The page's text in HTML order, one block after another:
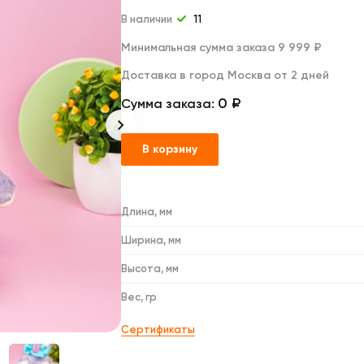
В наличии 11
Минимальная сумма заказа 9 999 ₽
Доставка в город Москва от 2 дней
Сумма заказа: 0 ₽
В корзину
Длина, мм
Ширина, мм
Высота, мм
Вес, гр
Сертификаты